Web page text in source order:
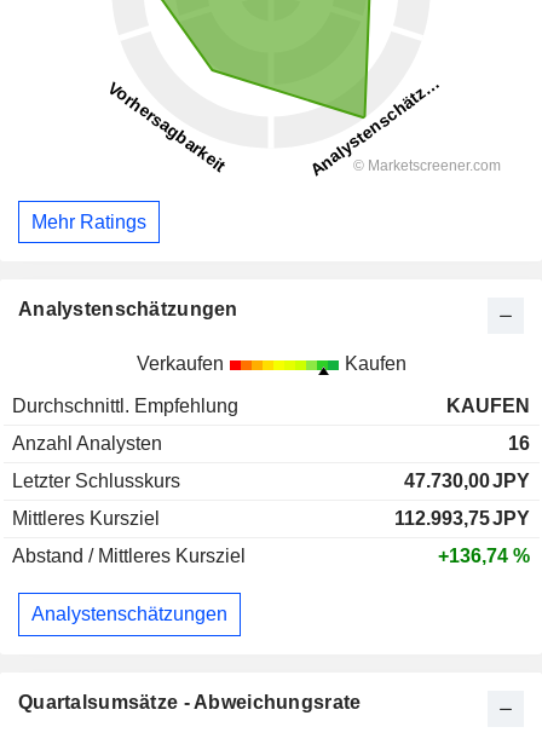
Mehr Ratings
Analystenschätzungen
Verkaufen Kaufen
Durchschnittl. Empfehlung
KAUFEN
Anzahl Analysten
16
Letzter Schlusskurs
47.730,00JPY
Mittleres Kursziel
112.993,75JPY
Abstand / Mittleres Kursziel
+136,74 %
Analystenschätzungen
Quartalsumsätze - Abweichungsrate